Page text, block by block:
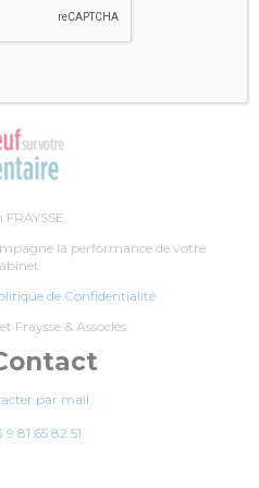
FRAYSSE
la performance de votre
de Confidentialité
Fraysse & Associés
par mail
9 81 65 82 51